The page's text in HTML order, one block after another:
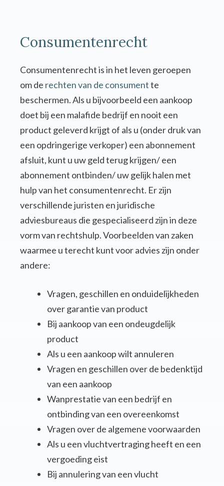
Consumentenrecht
Consumentenrecht is in het leven geroepen
om de rechten van de consumentte
beschermen. Als u bijvoorbeeld een aankoop
doet bij een malafide bedrijf en nooit een
product geleverd krijgt of als u (onder druk van
een opdringerige verkoper) een abonnement
afsluit, kunt u uw geld terug krijgen/ een
abonnement ontbinden/ uw gelijk halen met
hulp van het consumentenrecht. Er zijn
verschillende juristen en juridische
adviesbureaus die gespecialiseerd zijn in deze
vorm van rechtshulp. Voorbeelden van zaken
waarmee u terecht kunt voor advies zijn onder
andere:
Vragen, geschillen en onduidelijkheden
over garantie van product
Bij aankoop van een ondeugdelijk
product
Als u een aankoop wilt annuleren
Vragen en geschillen over de bedenktijd
van een aankoop
Wanprestatie van een bedrijf en
ontbinding van een overeenkomst
Vragen over de algemene voorwaarden
Als u een vluchtvertraging heeft en een
vergoeding eist
Bij annulering van een vlucht